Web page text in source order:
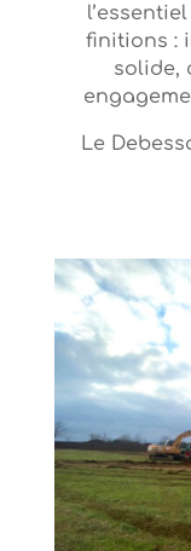
finitions :
solide,
Le